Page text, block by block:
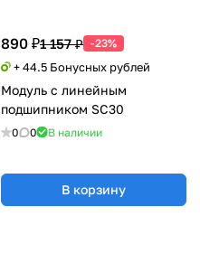
890 ₽1 157 ₽ -23%
+ 44.5 Бонусных рублей
Модуль с линейным
подшипником SC30
0 0 В наличии
В корзину